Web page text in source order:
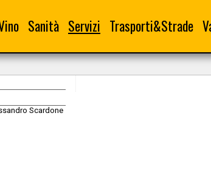
Sanità Servizi Trasporti&Strade
Scardone